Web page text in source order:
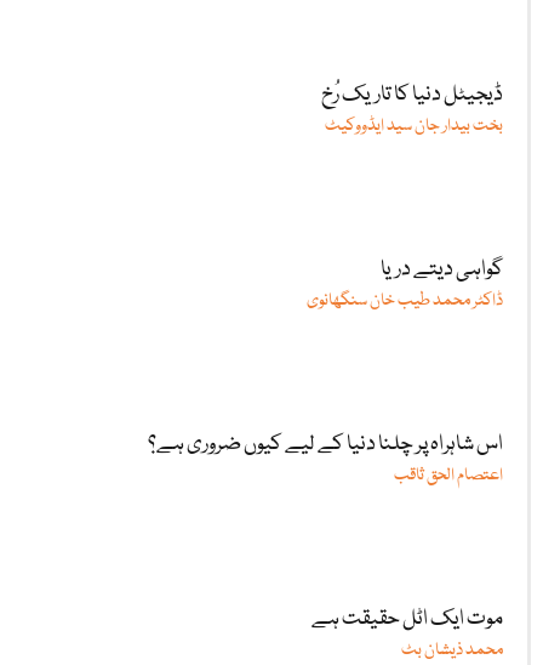
ڈیجیٹل دنیا کا تاریک رُخ
بخت بیدار جان سید ایڈووکیٹ
گواہی دیتے دریا
ڈاکٹر محمد طیب خان سنگھانوی
اس شاہراہ پر چلنا دنیا کے لیے کیوں ضروری ہے؟
اعتصام الحق ثاقب
موت ایک اٹل حقیقت ہے
محمد ذیشان بٹ